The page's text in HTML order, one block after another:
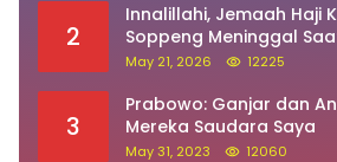
2
Innalillahi, Jemaah Haji
Soppeng Meninggal
May 21, 2026 12225
3
Prabowo: Ganjar dan
Mereka Saudara Saya
May 31, 2023 12060